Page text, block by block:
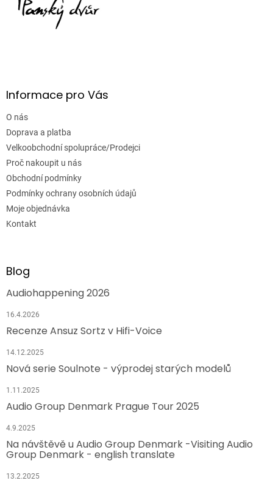
Informace pro Vás
O nás
Doprava a platba
Velkoobchodní spolupráce/Prodejci
Proč nakoupit u nás
Obchodní podmínky
Podmínky ochrany osobních údajů
Moje objednávka
Kontakt
Blog
Audiohappening 2026
16.4.2026
Recenze Ansuz Sortz v Hifi-Voice
14.12.2025
Nová serie Soulnote - výprodej starých modelů
1.11.2025
Audio Group Denmark Prague Tour 2025
4.9.2025
Na návštěvě u Audio Group Denmark -Visiting Audio
Group Denmark - english translate
13.2.2025